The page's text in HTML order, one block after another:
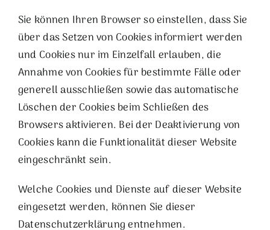
Sie können Ihren Browser so einstellen, dass Sie
über das Setzen von Cookies informiert werden
und Cookies nur im Einzelfall erlauben, die
Annahme von Cookies für bestimmte Fälle oder
generell ausschließen sowie das automatische
Löschen der Cookies beim Schließen des
Browsers aktivieren. Bei der Deaktivierung von
Cookies kann die Funktionalität dieser Website
eingeschränkt sein.
Welche Cookies und Dienste auf dieser Website
eingesetzt werden, können Sie dieser
Datenschutzerklärung entnehmen.